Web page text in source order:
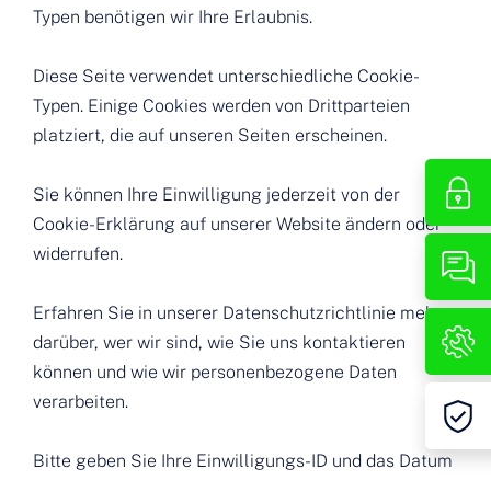
Typen benötigen wir Ihre Erlaubnis.
Diese Seite verwendet unterschiedliche Cookie-
Typen. Einige Cookies werden von Drittparteien
platziert, die auf unseren Seiten erscheinen.
Sie können Ihre Einwilligung jederzeit von der
Cookie-Erklärung auf unserer Website ändern oder
widerrufen.
Erfahren Sie in unserer Datenschutzrichtlinie mehr
darüber, wer wir sind, wie Sie uns kontaktieren
können und wie wir personenbezogene Daten
verarbeiten.
Bitte geben Sie Ihre Einwilligungs-ID und das Datum